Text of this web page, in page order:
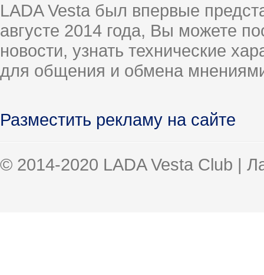
LADA Vesta был впервые
августе 2014 года, Вы можете
новости, узнать технические
для общения и обмена
Разместить рекламу на сайте
© 2014-2020 LADA Vesta Club |